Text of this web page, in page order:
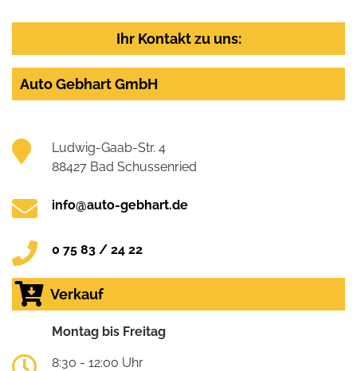
Ihr Kontakt zu uns:
Auto Gebhart GmbH
Ludwig-Gaab-Str. 4
88427 Bad Schussenried
info@auto-gebhart.de
0 75 83 / 24 22
Verkauf
Montag bis Freitag
8:30 - 12:00 Uhr